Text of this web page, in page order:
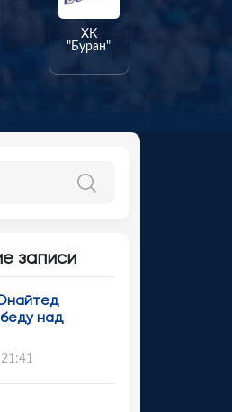
ХК
"Буран"
записи
над
21:41